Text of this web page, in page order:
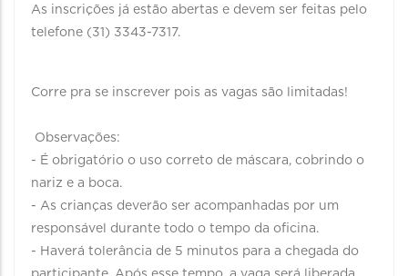
As inscrições já estão abertas e devem ser feitas pelo
telefone (31) 3343-7317.
Corre pra se inscrever pois as vagas são limitadas!
Observações:
- É obrigatório o uso correto de máscara, cobrindo o
nariz e a boca.
- As crianças deverão ser acompanhadas por um
responsável durante todo o tempo da oficina.
- Haverá tolerância de 5 minutos para a chegada do